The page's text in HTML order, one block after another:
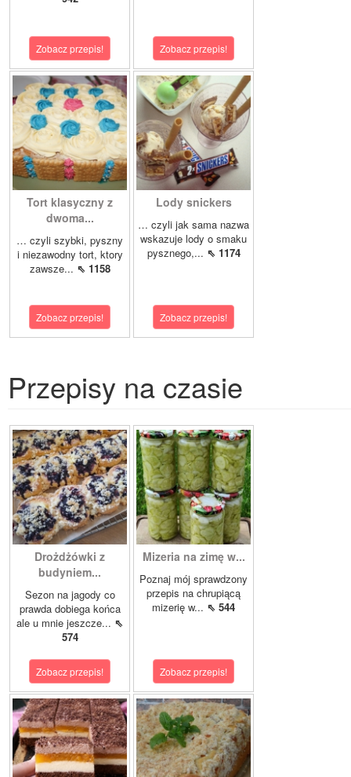
Zobacz przepis! Zobacz przepis!
Tort klasyczny z
dwoma...
… czyli szybki, pyszny
i niezawodny tort, ktory
zawsze... ⇖ 1158
Zobacz przepis!
Lody snickers
… czyli jak sama nazwa
wskazuje lody o smaku
pysznego,... ⇖ 1174
Zobacz przepis!
Przepisy na czasie
Drożdżówki z
budyniem...
Sezon na jagody co
prawda dobiega końca
ale u mnie jeszcze... ⇖
574
Zobacz przepis!
Mizeria na zimę w...
Poznaj mój sprawdzony
przepis na chrupiącą
mizerię w... ⇖ 544
Zobacz przepis!